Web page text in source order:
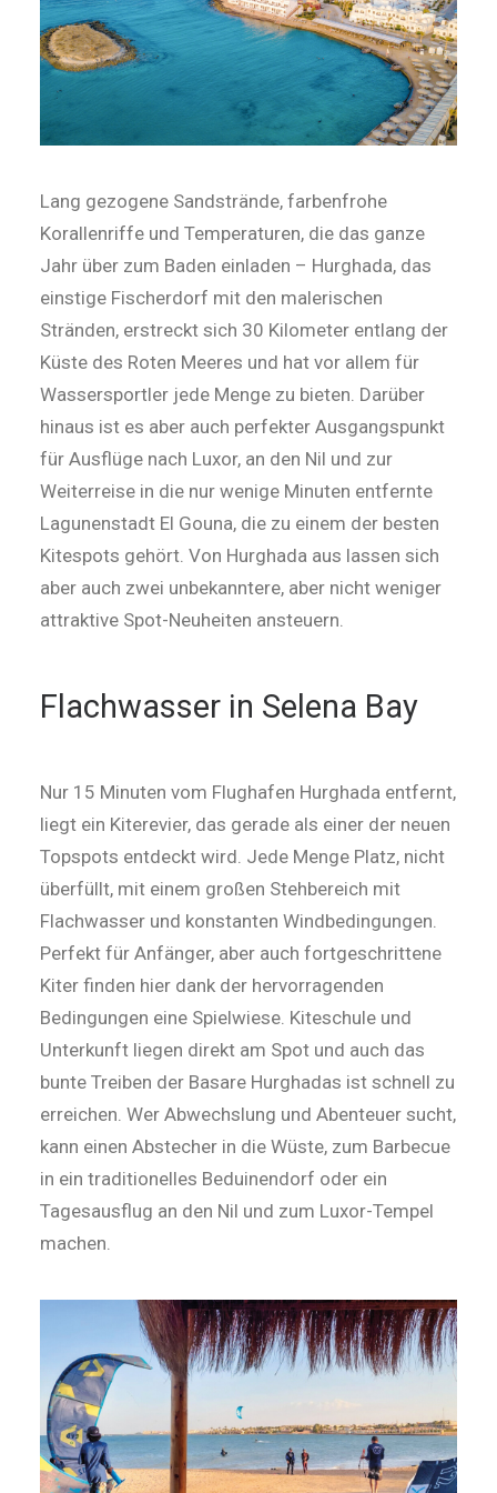
Lang gezogene Sandstrände, farbenfrohe
Korallenriffe und Temperaturen, die das ganze
Jahr über zum Baden einladen – Hurghada, das
einstige Fischerdorf mit den malerischen
Stränden, erstreckt sich 30 Kilometer entlang der
Küste des Roten Meeres und hat vor allem für
Wassersportler jede Menge zu bieten. Darüber
hinaus ist es aber auch perfekter Ausgangspunkt
für Ausflüge nach Luxor, an den Nil und zur
Weiterreise in die nur wenige Minuten entfernte
Lagunenstadt El Gouna, die zu einem der besten
Kitespots gehört. Von Hurghada aus lassen sich
aber auch zwei unbekanntere, aber nicht weniger
attraktive Spot-Neuheiten ansteuern.
Flachwasser in Selena Bay
Nur 15 Minuten vom Flughafen Hurghada entfernt,
liegt ein Kiterevier, das gerade als einer der neuen
Topspots entdeckt wird. Jede Menge Platz, nicht
überfüllt, mit einem großen Stehbereich mit
Flachwasser und konstanten Windbedingungen.
Perfekt für Anfänger, aber auch fortgeschrittene
Kiter finden hier dank der hervorragenden
Bedingungen eine Spielwiese. Kiteschule und
Unterkunft liegen direkt am Spot und auch das
bunte Treiben der Basare Hurghadas ist schnell zu
erreichen. Wer Abwechslung und Abenteuer sucht,
kann einen Abstecher in die Wüste, zum Barbecue
in ein traditionelles Beduinendorf oder ein
Tagesausflug an den Nil und zum Luxor-Tempel
machen.